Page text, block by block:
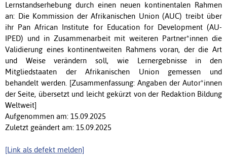
Lernstandserhebung durch einen neuen kontinentalen Rahmen
an: Die Kommission der Afrikanischen Union (AUC) treibt über
ihr Pan African Institute for Education for Development (AU-
IPED) und in Zusammenarbeit mit weiteren Partner*innen die
Validierung eines kontinentweiten Rahmens voran, der die Art
und Weise verändern soll, wie Lernergebnisse in den
Mitgliedstaaten der Afrikanischen Union gemessen und
behandelt werden. [Zusammenfassung: Angaben der Autor*innen
der Seite, übersetzt und leicht gekürzt von der Redaktion Bildung
Weltweit]
Aufgenommen am: 15.09.2025
Zuletzt geändert am: 15.09.2025
[Link als defekt melden]